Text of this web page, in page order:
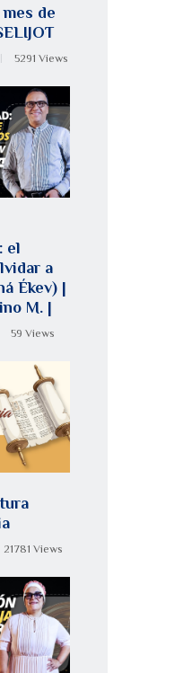
de
5291 Views
el
a
Ékev) |
M. |
59 Views
21781 Views